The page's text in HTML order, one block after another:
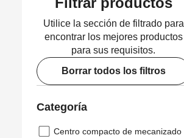
Utilice la sección de filtrado para
encontrar los mejores productos
para sus requisitos.
Borrar todos los filtros
Categoría
Centro compacto de mecanizado